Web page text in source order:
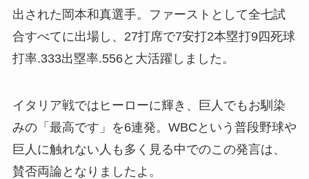
出された岡本和真選手。ファーストとして全七試
合すべてに出場し、27打席で7安打2本塁打9四死球
打率.333出塁率.556と大活躍しました。
イタリア戦ではヒーローに輝き、巨人でもお馴染
みの「最高です」を6連発。WBCという普段野球や
巨人に触れない人も多く見る中でのこの発言は、
賛否両論となりましたよ。